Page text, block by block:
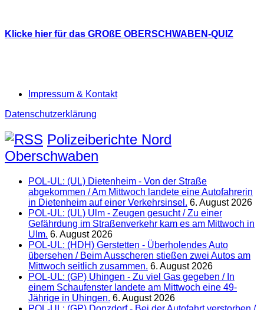
Klicke hier für das GROßE OBERSCHWABEN-QUIZ
Impressum & Kontakt
Datenschutzerklärung
Polizeiberichte Nord
Oberschwaben
POL-UL: (UL) Dietenheim - Von der Straße
abgekommen / Am Mittwoch landete eine Autofahrerin
in Dietenheim auf einer Verkehrsinsel. 6. August 2026
POL-UL: (UL) Ulm - Zeugen gesucht / Zu einer
Gefährdung im Straßenverkehr kam es am Mittwoch in
Ulm. 6. August 2026
POL-UL: (HDH) Gerstetten - Überholendes Auto
übersehen / Beim Ausscheren stießen zwei Autos am
Mittwoch seitlich zusammen. 6. August 2026
POL-UL: (GP) Uhingen - Zu viel Gas gegeben / In
einem Schaufenster landete am Mittwoch eine 49-
Jährige in Uhingen. 6. August 2026